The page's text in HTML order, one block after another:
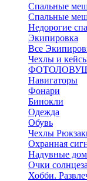
Спальные
Спальные
Недорогие
Экипировка
Все
Чехлы и
Навигаторы
Фонари
Бинокли
Одежда
Обувь
Чехлы
Охранная
Надувные
Очки
Хобби.